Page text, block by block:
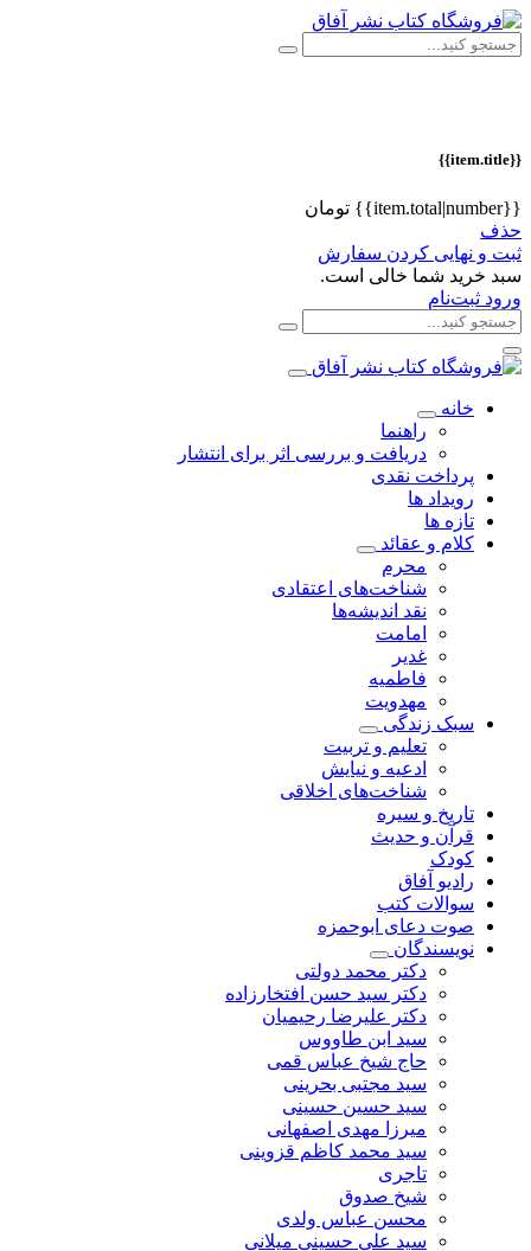
{{item.title}}
{{item.total|number}} تومان
حذف
ثبت و نهایی کردن سفارش
سبد خرید شما خالی است.
ورود ثبت‌نام
خانه
راهنما
دریافت و بررسی اثر برای انتشار
پرداخت نقدی
رویداد ها
تازه ها
کلام و عقائد
محرم
شناخت‌های اعتقادی
نقد اندیشه‌ها
امامت
غدیر
فاطمیه
مهدویت
سبک زندگی
تعلیم و تربیت
ادعیه و نیایش
شناخت‌های اخلاقی
تاریخ و سیره
قرآن و حدیث
کودک
رادیو آفاق
سوالات کتب
صوت دعای ابوحمزه
نویسندگان
دکتر محمد دولتی
دکتر سید حسن افتخارزاده
دکتر علیرضا رحیمیان
سید ابن طاووس
حاج شیخ عباس قمی
سید مجتبی بحرینی
سید حسین حسینی
میرزا مهدی اصفهانی
سید محمد کاظم قزوینی
تاجری
شیخ صدوق
محسن عباس ولدی
سید علی حسینی میلانی